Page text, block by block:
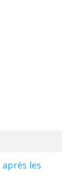
après les